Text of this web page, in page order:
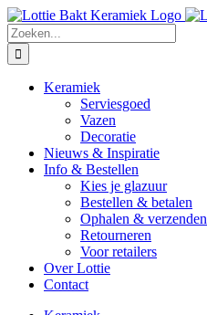
Ga
naar
inhoud
Zoeken
naar:
Keramiek
Serviesgoed
Vazen
Decoratie
Nieuws & Inspiratie
Info & Bestellen
Kies je glazuur
Bestellen & betalen
Ophalen & verzenden
Retourneren
Voor retailers
Over Lottie
Contact